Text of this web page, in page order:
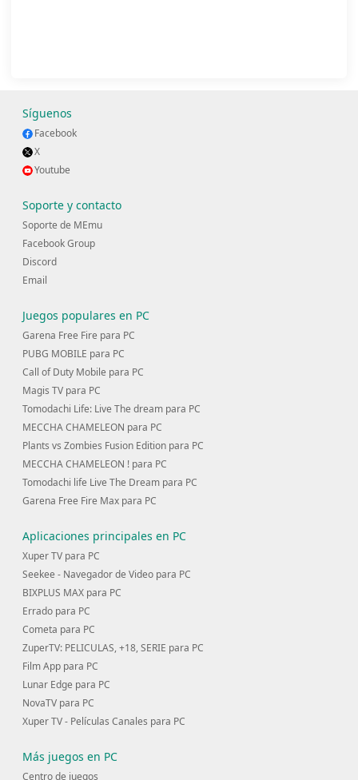
Síguenos
Facebook
X
Youtube
Soporte y contacto
Soporte de MEmu
Facebook Group
Discord
Email
Juegos populares en PC
Garena Free Fire para PC
PUBG MOBILE para PC
Call of Duty Mobile para PC
Magis TV para PC
Tomodachi Life: Live The dream para PC
MECCHA CHAMELEON para PC
Plants vs Zombies Fusion Edition para PC
MECCHA CHAMELEON ! para PC
Tomodachi life Live The Dream para PC
Garena Free Fire Max para PC
Aplicaciones principales en PC
Xuper TV para PC
Seekee - Navegador de Video para PC
BIXPLUS MAX para PC
Errado para PC
Cometa para PC
ZuperTV: PELICULAS, +18, SERIE para PC
Film App para PC
Lunar Edge para PC
NovaTV para PC
Xuper TV - Películas Canales para PC
Más juegos en PC
Centro de juegos